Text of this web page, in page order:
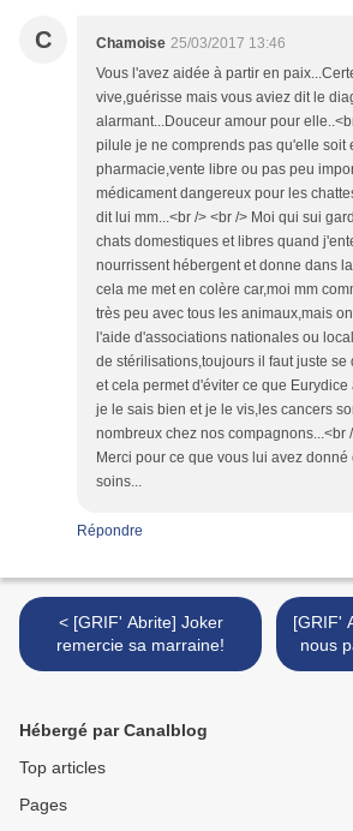
C Chamoise 25/03/2017 13:46
Vous l'avez aidée à partir en
vive,guérisse mais vous aviez dit le
alarmant...Douceur amour pour
pilule je ne comprends pas qu'elle soit
pharmacie,vente libre ou pas peu
médicament dangereux pour les
dit lui mm...<br /> <br /> Moi qui sui
chats domestiques et libres quand
nourrissent hébergent et donne dans
cela me met en colère car,moi mm
très peu avec tous les animaux,mais
l'aide d'associations nationales ou
de stérilisations,toujours il faut juste se
et cela permet d'éviter ce que Eurydice
je le sais bien et je le vis,les cancers
nombreux chez nos compagnons...<br
Merci pour ce que vous lui avez donné
soins...
Répondre
< [GRIF' Abrite] Joker
remercie sa marraine!
[GRIF'
nous
Hébergé par Canalblog
Top articles
Pages